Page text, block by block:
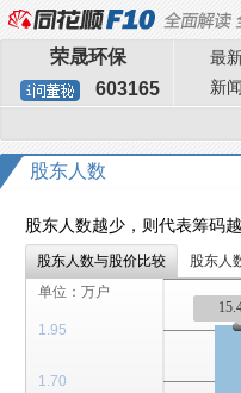
荣晟环保
603165
最
新
股东人数
股东人数越少，则代表筹码
股东人数与股价比较 股东人
单位：万户
1.70
1.95